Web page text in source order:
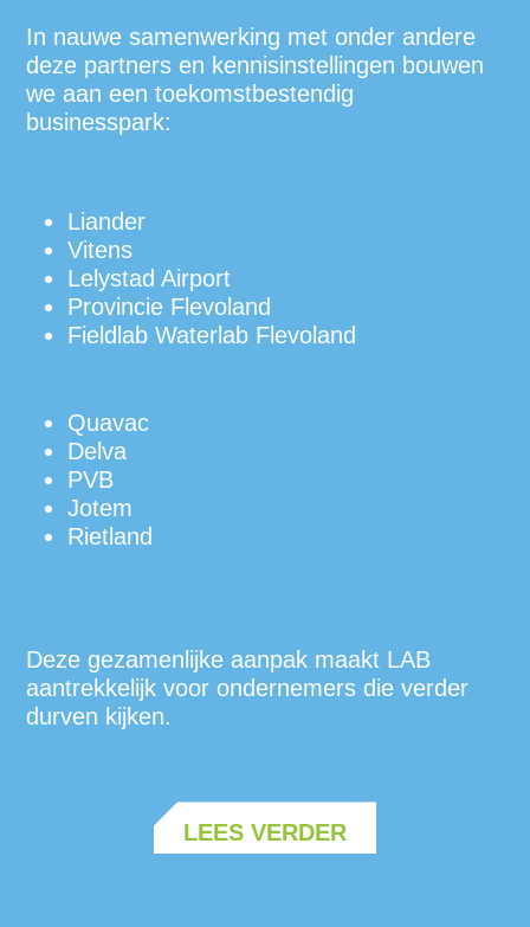
In nauwe samenwerking met onder andere
deze partners en kennisinstellingen bouwen
we aan een toekomstbestendig
businesspark:
Liander
Vitens
Lelystad Airport
Provincie Flevoland
Fieldlab Waterlab Flevoland
Quavac
Delva
PVB
Jotem
Rietland
Deze gezamenlijke aanpak maakt LAB
aantrekkelijk voor ondernemers die verder
durven kijken.
LEES VERDER